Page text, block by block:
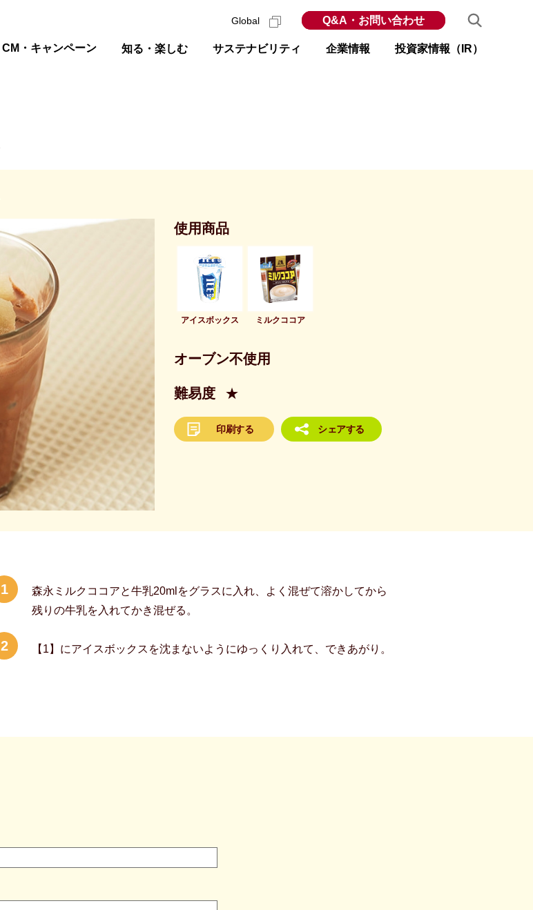
CM・キャンペーン 知る・楽しむ サステナビリティ 企業情報 投資家情報（IR）
Global Q&A・お問い合わせ
使用商品
アイスボックス ミルクココア
オーブン不使用
難易度 ★
印刷する シェアする
1
森永ミルクココアと牛乳20mlをグラスに入れ、よく混ぜて溶かしてから
残りの牛乳を入れてかき混ぜる。
2 【1】にアイスボックスを沈まないようにゆっくり入れて、できあがり。